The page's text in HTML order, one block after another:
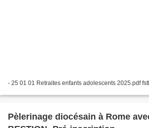
- 25 01 01 Retraites enfants adolescents 2025.pdf
Pèlerinage diocésain à Rome